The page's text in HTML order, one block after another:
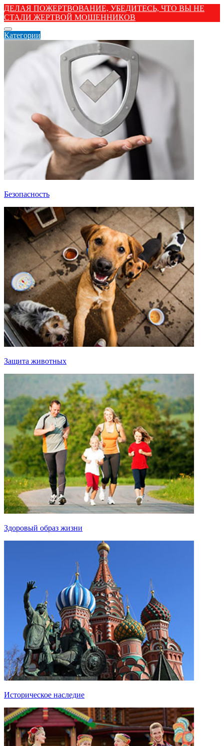
ДЕЛАЯ ПОЖЕРТВОВАНИЕ, УБЕДИТЕСЬ, ЧТО ВЫ НЕ
СТАЛИ ЖЕРТВОЙ МОШЕННИКОВ
Категории
Безопасность
Защита животных
Здоровый образ жизни
Историческое наследие